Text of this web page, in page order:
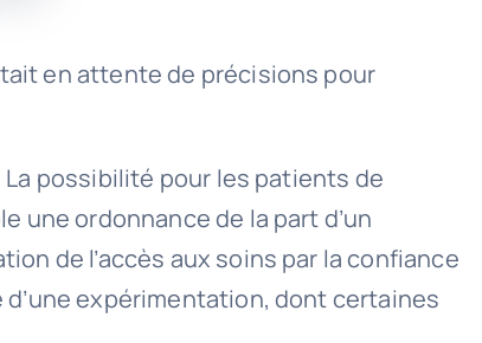
en attente de précisions pour
possibilité pour les patients de
une ordonnance de la part d’un
de l’accès aux soins par la confiance
expérimentation, dont certaines